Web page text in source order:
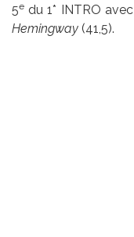
5e du 1* INTRO avec
Hemingway (41,5).